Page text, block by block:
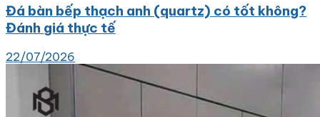
Đá bàn bếp thạch anh (quartz) có tốt không?
Đánh giá thực tế
22/07/2026